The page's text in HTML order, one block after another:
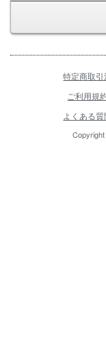
特定商取引
ご利用規
よくある